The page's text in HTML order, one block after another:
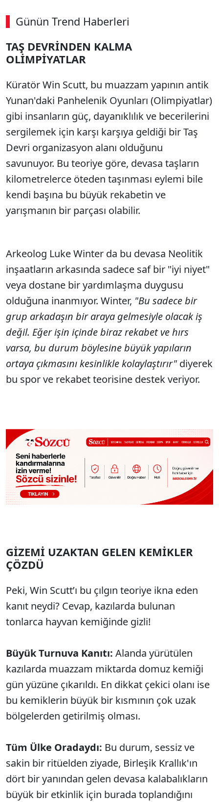
Günün Trend Haberleri
SÖZCÜ SON DAKİKA
TAŞ DEVRİNDEN KALMA
OLİMPİYATLAR
Küratör Win Scutt, bu muazzam yapının antik
Yunan'daki Panhelenik Oyunları (Olimpiyatlar)
gibi insanların güç, dayanıklılık ve becerilerini
sergilemek için karşı karşıya geldiği bir Taş
Devri organizasyon alanı olduğunu
savunuyor. Bu teoriye göre, devasa taşların
kilometrelerce öteden taşınması eylemi bile
kendi başına bu büyük rekabetin ve
yarışmanın bir parçası olabilir.
Arkeolog Luke Winter da bu devasa Neolitik
inşaatların arkasında sadece saf bir "iyi niyet"
veya dostane bir yardımlaşma duygusu
olduğuna inanmıyor. Winter, "Bu sadece bir
grup arkadaşın bir araya gelmesiyle olacak iş
değil. Eğer işin içinde biraz rekabet ve hırs
varsa, bu durum böylesine büyük yapıların
ortaya çıkmasını kesinlikle kolaylaştırır" diyerek
bu spor ve rekabet teorisine destek veriyor.
GİZEMİ UZAKTAN GELEN KEMİKLER
ÇÖZDÜ
Peki, Win Scutt’ı bu çılgın teoriye ikna eden
kanıt neydi? Cevap, kazılarda bulunan
tonlarca hayvan kemiğinde gizli!
Büyük Turnuva Kanıtı: Alanda yürütülen
kazılarda muazzam miktarda domuz kemiği
gün yüzüne çıkarıldı. En dikkat çekici olanı ise
bu kemiklerin büyük bir kısmının çok uzak
bölgelerden getirilmiş olması.
Tüm Ülke Oradaydı: Bu durum, sessiz ve
sakin bir ritüelden ziyade, Birleşik Krallık'ın
dört bir yanından gelen devasa kalabalıkların
büyük bir etkinlik için burada toplandığını